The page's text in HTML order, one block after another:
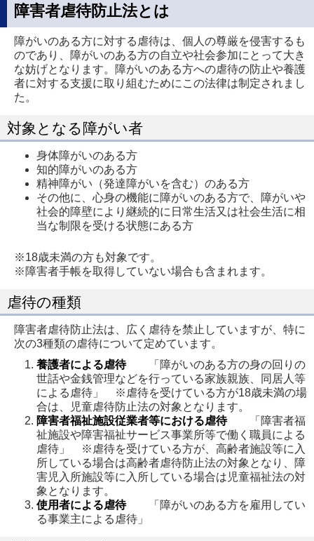
障害者虐待防止法とは
障がいのある方に対する虐待は、個人の尊厳を侵害するも
のであり、障がいのある方の自立や社会参加にとって大き
な妨げとなります。障がいのある方への虐待の防止や養護
者に対する支援に取り組むためにこの法律は制定されまし
た。
対象となる障がい者
身体障がいのある方
知的障がいのある方
精神障がい（発達障がいを含む）のある方
その他に、心身の機能に障がいのある方で、障がいや
社会的障壁により継続的に日常生活又は社会生活に相
当な制限を受ける状態にある方
※18歳未満の方も対象です。
※障害者手帳を取得していない場合も含まれます。
虐待の種類
障害者虐待防止法は、広く虐待を禁止していますが、特に
次の3種類の虐待について定めています。
養護者による虐待「障がいのある方の身の回りの
世話や金銭管理などを行っている家族親族、同居人等
による虐待」 ※虐待を受けている方が18歳未満の場
合は、児童虐待防止法の対象となります。
障害者福祉施設従業者等における虐待「障害者福
祉施設や障害福祉サービス事業所等で働く職員による
虐待」 ※虐待を受けている方が、高齢者施設等に入
所している場合は高齢者虐待防止法の対象となり、障
害児入所施設等に入所している場合は児童福祉法の対
象となります。
使用者による虐待「障がいのある方を雇用してい
る事業主による虐待」